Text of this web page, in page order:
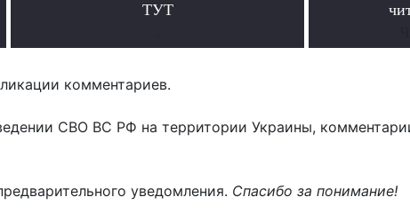
ТУТ
комментариев.
СВО ВС РФ на территории Украины,
уведомления. Спасибо за понимание!